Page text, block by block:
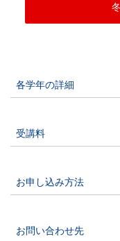
各学年の詳細
受講料
お申し込み方法
お問い合わせ先